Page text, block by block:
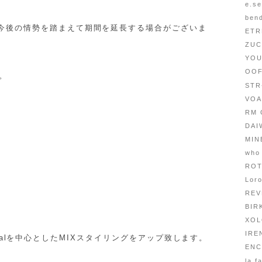
の情勢を踏まえて期間を延長する場合がございま
中心としたMIXスタイリングをアップ致します。
RM
who